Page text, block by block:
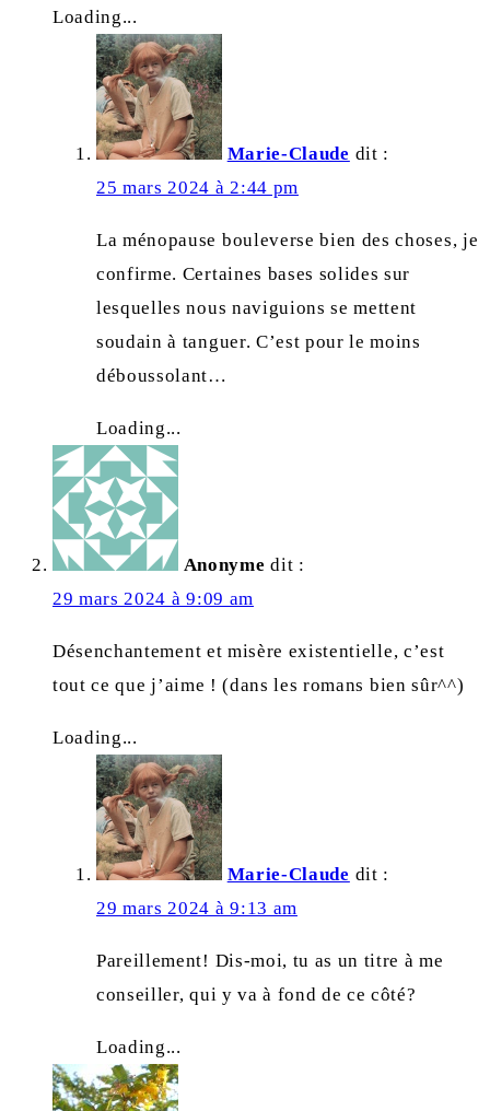
Loading...
Marie-Claude dit :
25 mars 2024 à 2:44 pm
La ménopause bouleverse bien des choses, je
confirme. Certaines bases solides sur
lesquelles nous naviguions se mettent
soudain à tanguer. C’est pour le moins
déboussolant…
Loading...
Anonyme dit :
29 mars 2024 à 9:09 am
Désenchantement et misère existentielle, c’est
tout ce que j’aime ! (dans les romans bien sûr^^)
Loading...
Marie-Claude dit :
29 mars 2024 à 9:13 am
Pareillement! Dis-moi, tu as un titre à me
conseiller, qui y va à fond de ce côté?
Loading...